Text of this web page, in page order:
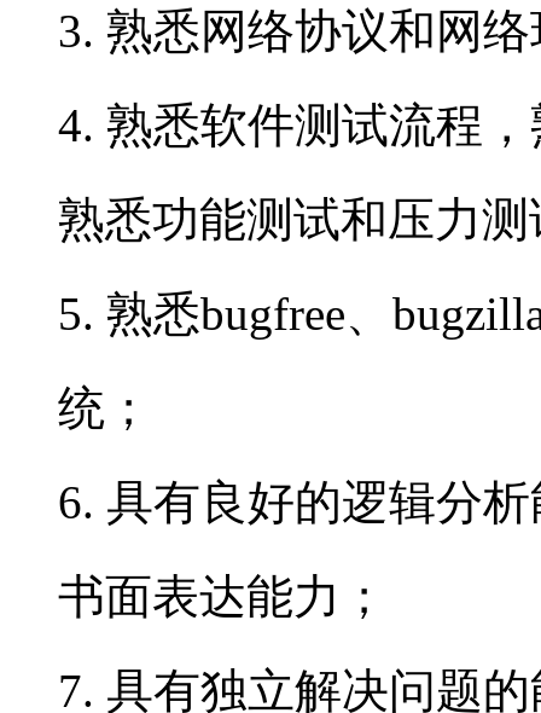
3. 熟悉网络协议和网
4. 熟悉软件测试流程
熟悉功能测试和压力测
5. 熟悉bugfree、
统；
6. 具有良好的逻辑分
书面表达能力；
7. 具有独立解决问题